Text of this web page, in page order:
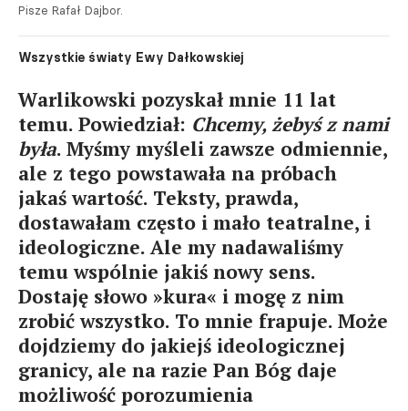
Pisze Rafał Dajbor.
Wszystkie światy Ewy Dałkowskiej
Warlikowski pozyskał mnie 11 lat
temu. Powiedział: Chcemy, żebyś z nami
była. Myśmy myśleli zawsze odmiennie,
ale z tego powstawała na próbach
jakaś wartość. Teksty, prawda,
dostawałam często i mało teatralne, i
ideologiczne. Ale my nadawaliśmy
temu wspólnie jakiś nowy sens.
Dostaję słowo »kura« i mogę z nim
zrobić wszystko. To mnie frapuje. Może
dojdziemy do jakiejś ideologicznej
granicy, ale na razie Pan Bóg daje
możliwość porozumienia